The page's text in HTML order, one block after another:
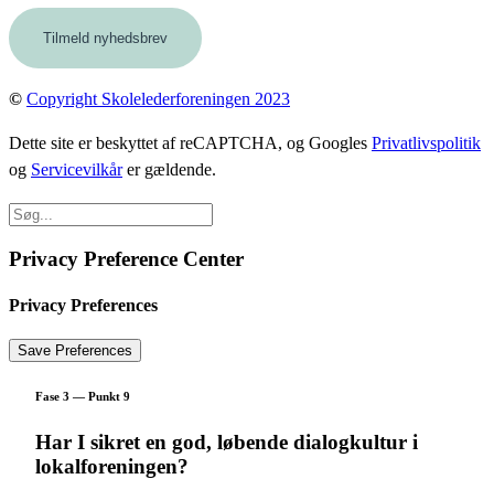
© Copyright Skolelederforeningen 2023
Dette site er beskyttet af reCAPTCHA, og Googles Privatlivspolitik
og Servicevilkårer gældende.
Privacy Preference Center
Privacy Preferences
Fase 3 — Punkt 9
Har I sikret en god, løbende dialogkultur i
lokalforeningen?